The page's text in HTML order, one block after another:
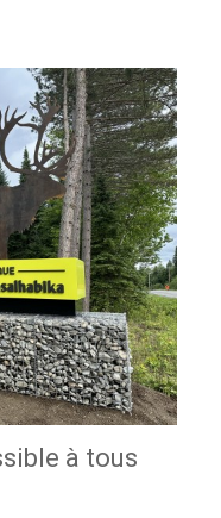
à tous